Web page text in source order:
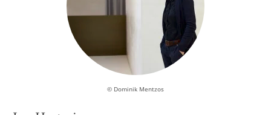
© Dominik Mentzos